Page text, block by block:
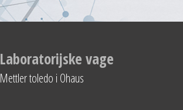
Laboratorijske vage
Mettler toledo i Ohaus